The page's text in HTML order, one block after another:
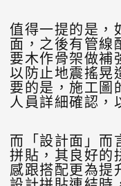
值得一提的是，
面，之後有管線
要木作骨架做補
以防止地震搖晃
要的是，施工圖
人員詳細確認，
而「設計面」而
拼貼，其良好的
感跟搭配更為提